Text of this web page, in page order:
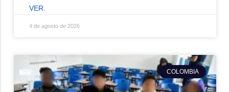
VER.
4 de agosto de 2026
COLOMBIA